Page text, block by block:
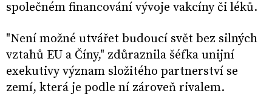
společném financování vývoje vakcíny či léků.
"Není možné utvářet budoucí svět bez silných
vztahů EU a Číny," zdůraznila šéfka unijní
exekutivy význam složitého partnerství se
zemí, která je podle ní zároveň rivalem.